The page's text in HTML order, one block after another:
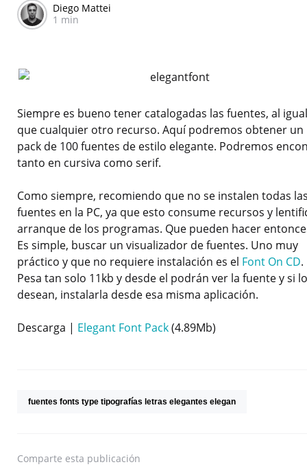
Diego Mattei
1 min
Siempre es bueno tener catalogadas las fuentes, al igual
que cualquier otro recurso. Aquí podremos obtener un
pack de 100 fuentes de estilo elegante. Podremos
tanto en cursiva como serif.
Como siempre, recomiendo que no se instalen todas
fuentes en la PC, ya que esto consume recursos y
arranque de los programas. Que pueden hacer
Es simple, buscar un visualizador de fuentes. Uno muy
práctico y que no requiere instalación es el Font On CD.
Pesa tan solo 11kb y desde el podrán ver la fuente y si lo
desean, instalarla desde esa misma aplicación.
Descarga | Elegant Font Pack(4.89Mb)
fuentes fonts type tipografías letras elegantes elegan
Comparte esta publicación